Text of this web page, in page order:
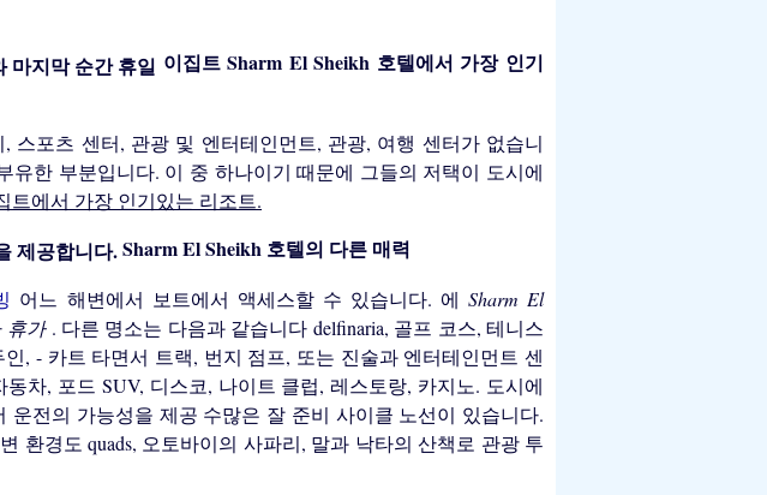
이집트 Sharm El Sheikh 호텔에서 가장 인기
스포츠 센터, 관광 및 엔터테인먼트, 관광, 여행 센터가 없습니
유한 부분입니다. 이 중 하나이기 때문에 그들의 저택이 도시에
트에서 가장 인기있는 리조트.
Sharm El Sheikh 호텔의 다른 매력
어느 해변에서 보트에서 액세스할 수 있습니다. 에 Sharm El
휴가 . 다른 명소는 다음과 같습니다 delfinaria, 골프 코스, 테니스
, - 카트 타면서 트랙, 번지 점프, 또는 진술과 엔터테인먼트 센
차, 포드 SUV, 디스코, 나이트 클럽, 레스토랑, 카지노. 도시에
운전의 가능성을 제공 수많은 잘 준비 사이클 노선이 있습니다.
환경도 quads, 오토바이의 사파리, 말과 낙타의 산책로 관광 투